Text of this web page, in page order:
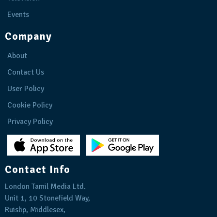
Events
Company
About
Contact Us
User Policy
Cookie Policy
Privacy Policy
Contact Info
London Tamil Media Ltd.
Unit 1, 10 Stonefield Way,
Ruislip, Middlesex,